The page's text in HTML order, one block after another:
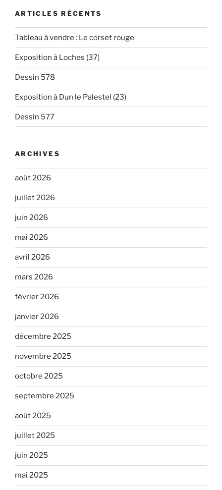
ARTICLES RÉCENTS
Tableau à vendre : Le corset rouge
Exposition à Loches (37)
Dessin 578
Exposition à Dun le Palestel (23)
Dessin 577
ARCHIVES
août 2026
juillet 2026
juin 2026
mai 2026
avril 2026
mars 2026
février 2026
janvier 2026
décembre 2025
novembre 2025
octobre 2025
septembre 2025
août 2025
juillet 2025
juin 2025
mai 2025